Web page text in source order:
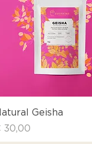
Schnellansicht
Geisha
30,00